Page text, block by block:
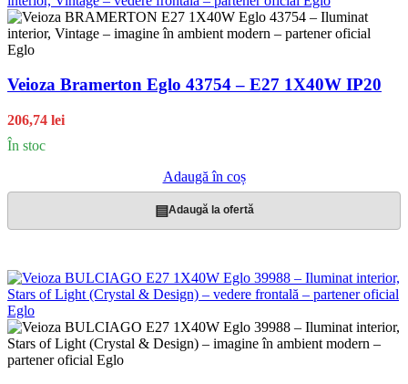
Veioza Bramerton Eglo 43754 – E27 1X40W IP20
206,74 lei
În stoc
Adaugă în coș
▤Adaugă la ofertă